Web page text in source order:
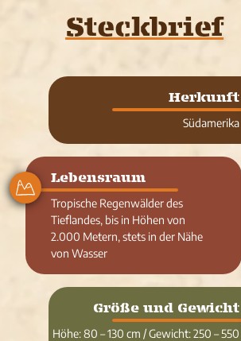
Steckbrief
Herkunft
Südamerika
Lebensraum
Tropische Regenwälder des
Tieflandes, bis in Höhen von
2.000 Metern, stets in der Nähe
von Wasser
Größe und Gewicht
Höhe: 80 – 130 cm / Gewicht: 250 – 550